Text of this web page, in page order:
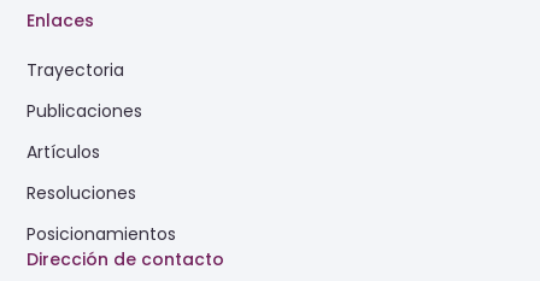
Dirección de contacto
Enlaces
Trayectoria
Publicaciones
Artículos
Resoluciones
Posicionamientos